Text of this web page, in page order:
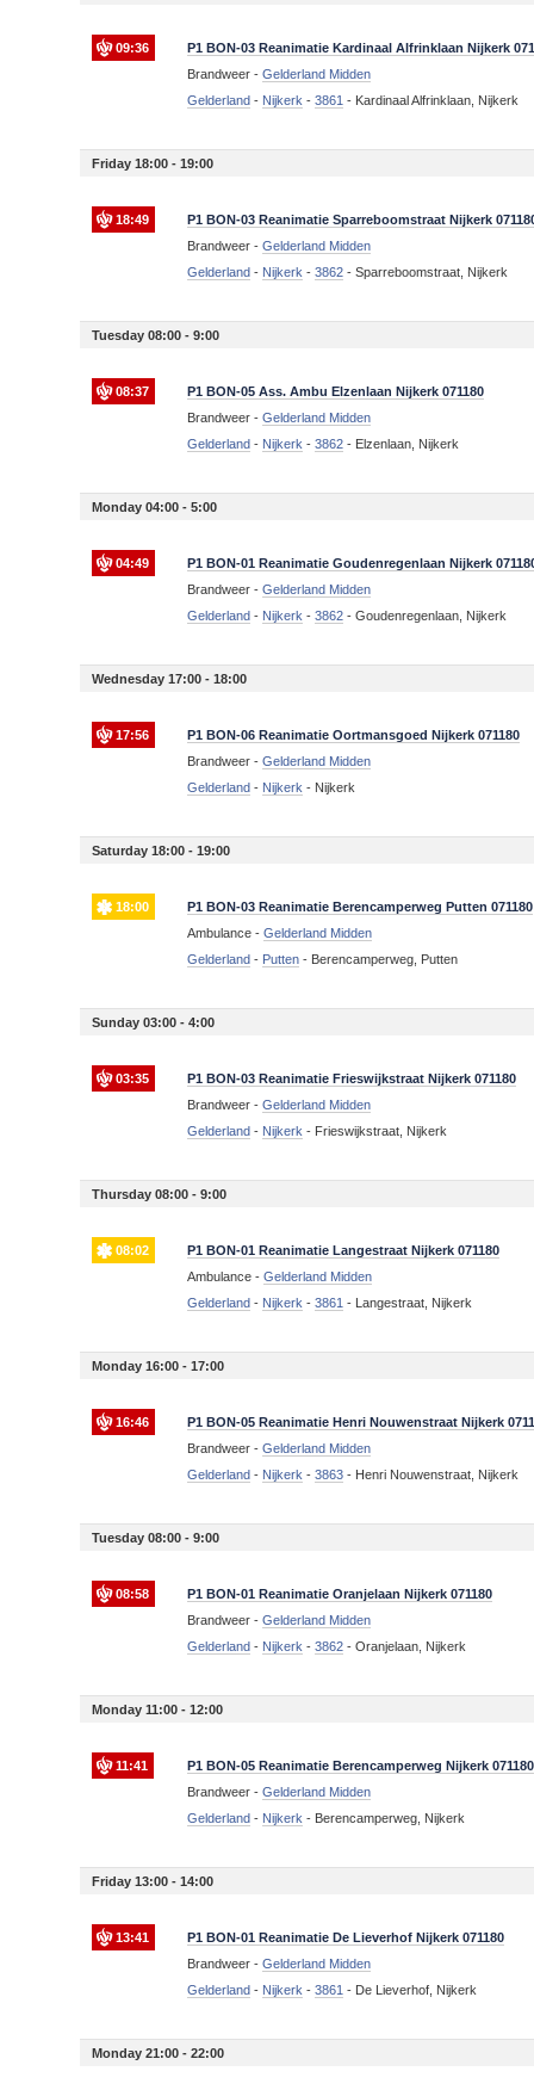
09:36
P1 BON-03 Reanimatie Kardinaal Alfrinklaan Nijkerk
Brandweer -Gelderland Midden
Gelderland - Nijkerk -3861 - Kardinaal Alfrinklaan, Nijkerk
Friday 18:00 - 19:00
18:49
P1 BON-03 Reanimatie Sparreboomstraat Nijkerk
Brandweer -Gelderland Midden
Gelderland - Nijkerk -3862 -Sparreboomstraat, Nijkerk
Tuesday 08:00 - 9:00
08:37
P1 BON-05 Ass. Ambu Elzenlaan Nijkerk 071180
Brandweer -Gelderland Midden
Gelderland - Nijkerk -3862 - Elzenlaan, Nijkerk
Monday 04:00 - 5:00
04:49
P1 BON-01 Reanimatie Goudenregenlaan Nijkerk
Brandweer -Gelderland Midden
Gelderland - Nijkerk -3862 -Goudenregenlaan, Nijkerk
Wednesday 17:00 - 18:00
17:56
P1 BON-06 Reanimatie Oortmansgoed Nijkerk 071180
Brandweer -Gelderland Midden
Gelderland - Nijkerk - Nijkerk
Saturday 18:00 - 19:00
18:00
P1 BON-03 Reanimatie Berencamperweg Putten 071180
Ambulance -Gelderland Midden
Gelderland - Putten - Berencamperweg, Putten
Sunday 03:00 - 4:00
03:35
P1 BON-03 Reanimatie Frieswijkstraat Nijkerk 071180
Brandweer -Gelderland Midden
Gelderland - Nijkerk - Frieswijkstraat, Nijkerk
Thursday 08:00 - 9:00
08:02
P1 BON-01 Reanimatie Langestraat Nijkerk 071180
Ambulance -Gelderland Midden
Gelderland - Nijkerk -3861 - Langestraat, Nijkerk
Monday 16:00 - 17:00
16:46
P1 BON-05 Reanimatie Henri Nouwenstraat Nijkerk
Brandweer -Gelderland Midden
Gelderland - Nijkerk -3863 - Henri Nouwenstraat, Nijkerk
Tuesday 08:00 - 9:00
08:58
P1 BON-01 Reanimatie Oranjelaan Nijkerk 071180
Brandweer -Gelderland Midden
Gelderland - Nijkerk -3862 -Oranjelaan, Nijkerk
Monday 11:00 - 12:00
11:41
P1 BON-05 Reanimatie Berencamperweg Nijkerk 071180
Brandweer -Gelderland Midden
Gelderland - Nijkerk - Berencamperweg, Nijkerk
Friday 13:00 - 14:00
13:41
P1 BON-01 Reanimatie De Lieverhof Nijkerk 071180
Brandweer -Gelderland Midden
Gelderland - Nijkerk -3861 - De Lieverhof, Nijkerk
Monday 21:00 - 22:00